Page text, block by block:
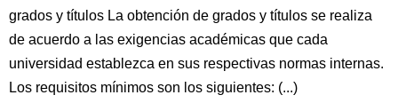
grados y títulos La obtención de grados y títulos se realiza
de acuerdo a las exigencias académicas que cada
universidad establezca en sus respectivas normas internas.
Los requisitos mínimos son los siguientes: (...)